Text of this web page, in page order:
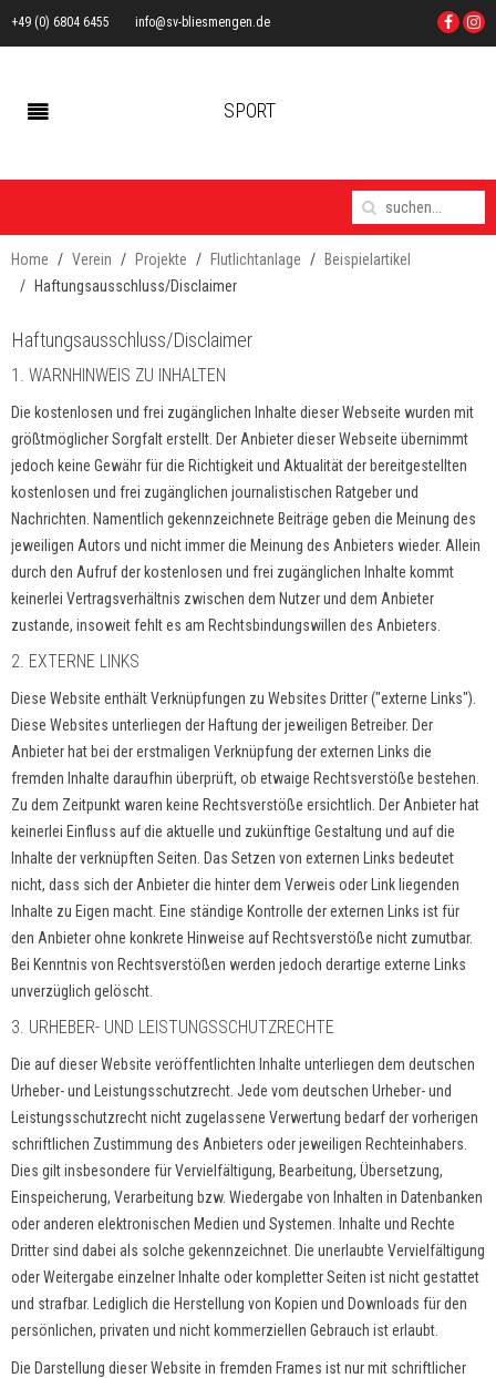
+49 (0) 6804 6455 info@sv-bliesmengen.de
SPORT
Home Verein Projekte Flutlichtanlage
Beispielartikel
Haftungsausschluss/Disclaimer
Haftungsausschluss/Disclaimer
1. WARNHINWEIS ZU INHALTEN
Die kostenlosen und frei zugänglichen Inhalte dieser Webseite wurden mit
größtmöglicher Sorgfalt erstellt. Der Anbieter dieser Webseite übernimmt
jedoch keine Gewähr für die Richtigkeit und Aktualität der bereitgestellten
kostenlosen und frei zugänglichen journalistischen Ratgeber und
Nachrichten. Namentlich gekennzeichnete Beiträge geben die Meinung des
jeweiligen Autors und nicht immer die Meinung des Anbieters wieder. Allein
durch den Aufruf der kostenlosen und frei zugänglichen Inhalte kommt
keinerlei Vertragsverhältnis zwischen dem Nutzer und dem Anbieter
zustande, insoweit fehlt es am Rechtsbindungswillen des Anbieters.
2. EXTERNE LINKS
Diese Website enthält Verknüpfungen zu Websites Dritter ("externe Links").
Diese Websites unterliegen der Haftung der jeweiligen Betreiber. Der
Anbieter hat bei der erstmaligen Verknüpfung der externen Links die
fremden Inhalte daraufhin überprüft, ob etwaige Rechtsverstöße bestehen.
Zu dem Zeitpunkt waren keine Rechtsverstöße ersichtlich. Der Anbieter hat
keinerlei Einfluss auf die aktuelle und zukünftige Gestaltung und auf die
Inhalte der verknüpften Seiten. Das Setzen von externen Links bedeutet
nicht, dass sich der Anbieter die hinter dem Verweis oder Link liegenden
Inhalte zu Eigen macht. Eine ständige Kontrolle der externen Links ist für
den Anbieter ohne konkrete Hinweise auf Rechtsverstöße nicht zumutbar.
Bei Kenntnis von Rechtsverstößen werden jedoch derartige externe Links
unverzüglich gelöscht.
3. URHEBER- UND LEISTUNGSSCHUTZRECHTE
Die auf dieser Website veröffentlichten Inhalte unterliegen dem deutschen
Urheber- und Leistungsschutzrecht. Jede vom deutschen Urheber- und
Leistungsschutzrecht nicht zugelassene Verwertung bedarf der vorherigen
schriftlichen Zustimmung des Anbieters oder jeweiligen Rechteinhabers.
Dies gilt insbesondere für Vervielfältigung, Bearbeitung, Übersetzung,
Einspeicherung, Verarbeitung bzw. Wiedergabe von Inhalten in Datenbanken
oder anderen elektronischen Medien und Systemen. Inhalte und Rechte
Dritter sind dabei als solche gekennzeichnet. Die unerlaubte Vervielfältigung
oder Weitergabe einzelner Inhalte oder kompletter Seiten ist nicht gestattet
und strafbar. Lediglich die Herstellung von Kopien und Downloads für den
persönlichen, privaten und nicht kommerziellen Gebrauch ist erlaubt.
Die Darstellung dieser Website in fremden Frames ist nur mit schriftlicher